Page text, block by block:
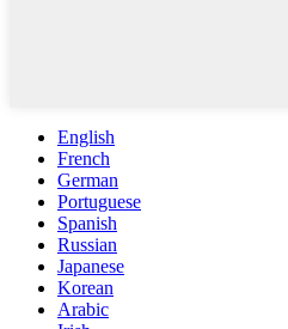
English
French
German
Portuguese
Spanish
Russian
Japanese
Korean
Arabic